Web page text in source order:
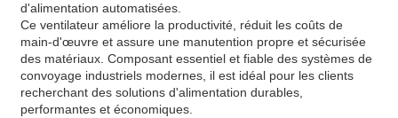
d'alimentation automatisées.
Ce ventilateur améliore la productivité, réduit les coûts de
main-d'œuvre et assure une manutention propre et sécurisée
des matériaux. Composant essentiel et fiable des systèmes de
convoyage industriels modernes, il est idéal pour les clients
recherchant des solutions d'alimentation durables,
performantes et économiques.